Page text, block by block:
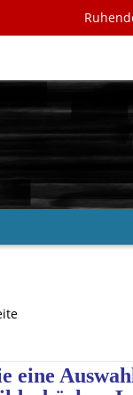
eine